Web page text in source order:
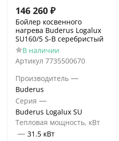
146 260 ₽
Бойлер косвенного
нагрева Buderus Logalux
SU160/5 S-B серебристый
В наличии
Артикул 7735500670
Производитель —
Buderus
Серия —
Buderus Logalux SU
Тепловая мощность, кВт
— 31.5 кВт